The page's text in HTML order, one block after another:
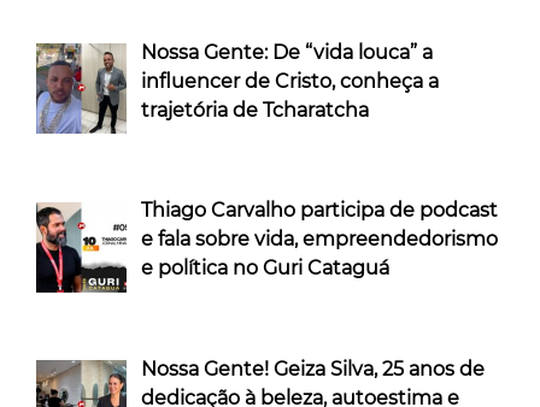
Nossa Gente: De “vida louca” a
influencer de Cristo, conheça a
trajetória de Tcharatcha
Thiago Carvalho participa de podcast
e fala sobre vida, empreendedorismo
e política no Guri Cataguá
Nossa Gente! Geiza Silva, 25 anos de
dedicação à beleza, autoestima e